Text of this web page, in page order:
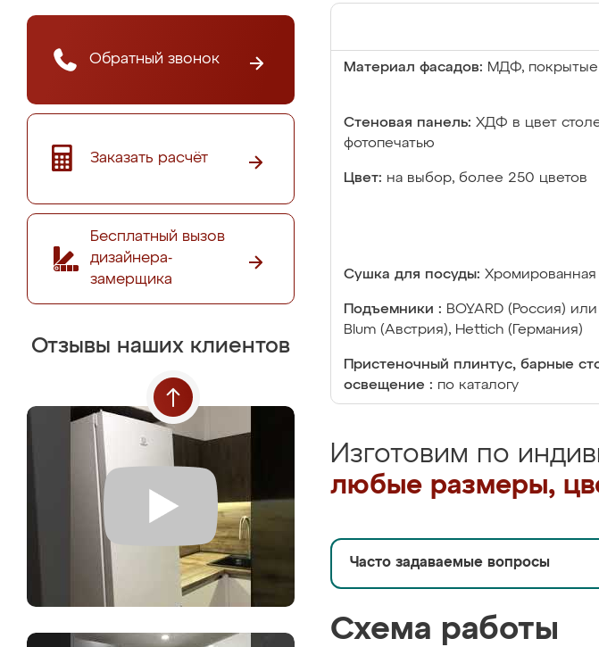
Обратный звонок
Заказать расчёт
Бесплатный вызов
дизайнера-
замерщика
Отзывы наших клиентов
Материал фасадов: МДФ,
Стеновая панель: ХДФ в цвет
фотопечатью
Цвет: на выбор, более 250 цветов
Сушка для посуды: Хромированная
Подъемники : BOYARD (Россия)
Blum (Австрия), Hettich (Германия)
Пристеночный плинтус, барные
освещение : по каталогу
Изготовим по
любые размеры,
Часто задаваемые вопросы
Схема работы